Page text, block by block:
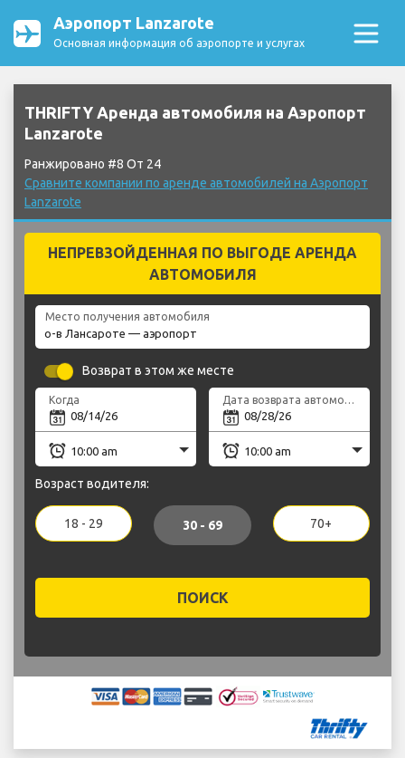
Аэропорт Lanzarote
Основная информация об аэропорте и услугах
THRIFTY Аренда автомобиля на Аэропорт
Lanzarote
Ранжировано #8 От 24
Сравните компании по аренде автомобилей на Аэропорт
Lanzarote
НЕПРЕВЗОЙДЕННАЯ ПО ВЫГОДЕ АРЕНДА
АВТОМОБИЛЯ
Место получения автомобиля
Возврат в этом же месте
Когда Дата возврата автомобиля
Возраст водителя:
18 - 29 30 - 69 70+
ПОИСК